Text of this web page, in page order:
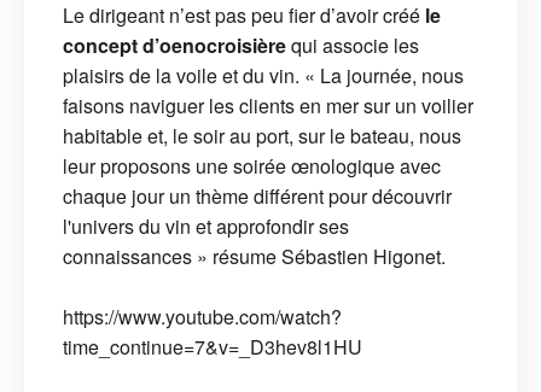
Le dirigeant n’est pas peu fier d’avoir créé le
concept d’oenocroisièrequi associe les
plaisirs de la voile et du vin. « La journée, nous
faisons naviguer les clients en mer sur un voilier
habitable et, le soir au port, sur le bateau, nous
leur proposons une soirée œnologique avec
chaque jour un thème différent pour découvrir
l'univers du vin et approfondir ses
connaissances » résume Sébastien Higonet.
https://www.youtube.com/watch?
time_continue=7&v=_D3hev8l1HU